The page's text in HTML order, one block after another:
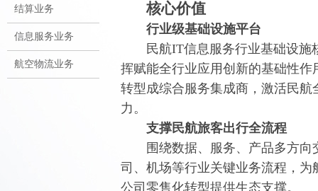
结算业务
信息服务业务
航空物流业务
核心价值
行业级基础设施平台
民航IT信息服务行业基础设施
挥赋能全行业应用创新的基础性
转型成综合服务集成商，激活民
力。
支撑民航旅客出行全流程
围绕数据、服务、产品多方向
司、机场等行业关键业务流程，
公司零售化转型提供生态支撑